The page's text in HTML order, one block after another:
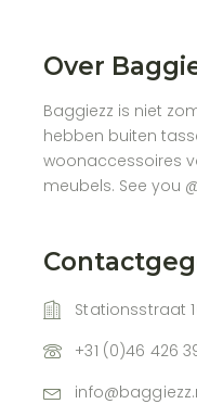
Over
Baggiezz is niet
hebben buiten
woonaccessoires
meubels. See you
Stationsstraat
+31 (0)46 426